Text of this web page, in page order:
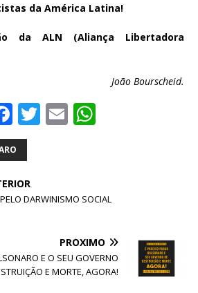
da América Latina!
da ALN (Aliança Libertadora
João Bourscheid.
F
a
c
e
b
k
T
r
E
A
p
DARWINISMO SOCIAL
PRÓXIMO
E O SEU GOVERNO
E MORTE, AGORA!